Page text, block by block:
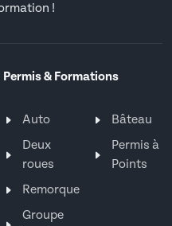
!
Permis & Formations
Auto
Deux
roues
Remorque
Groupe
Bâteau
Permis à
Points